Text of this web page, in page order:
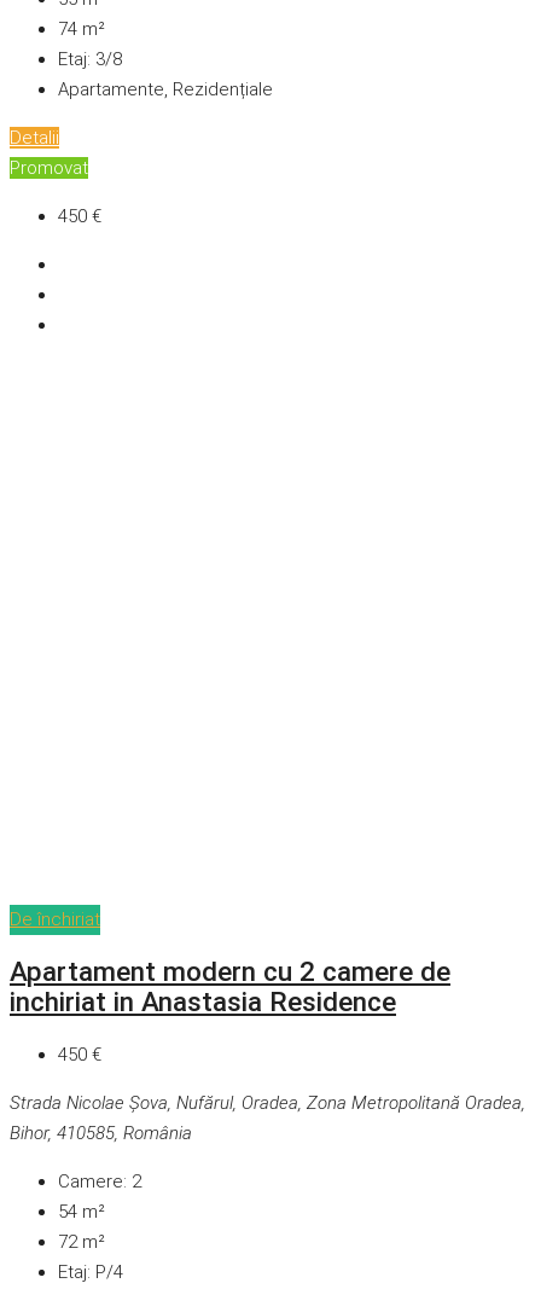
74 m²
Etaj: 3/8
Apartamente, Rezidențiale
Detalii
Promovat
450 €
De închiriat
Apartament modern cu 2 camere de
inchiriat in Anastasia Residence
450 €
Strada Nicolae Șova, Nufărul, Oradea, Zona Metropolitană Oradea,
Bihor, 410585, România
Camere: 2
54 m²
72m²
Etaj: P/4